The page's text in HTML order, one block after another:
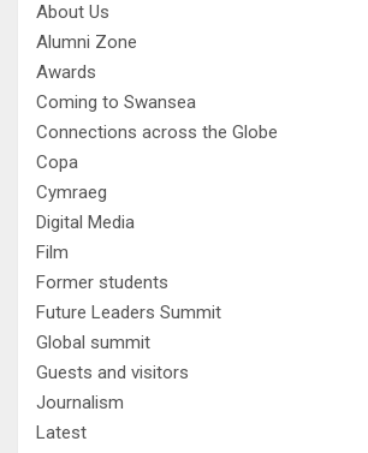
About Us
Alumni Zone
Awards
Coming to Swansea
Connections across the Globe
Copa
Cymraeg
Digital Media
Film
Former students
Future Leaders Summit
Global summit
Guests and visitors
Journalism
Latest